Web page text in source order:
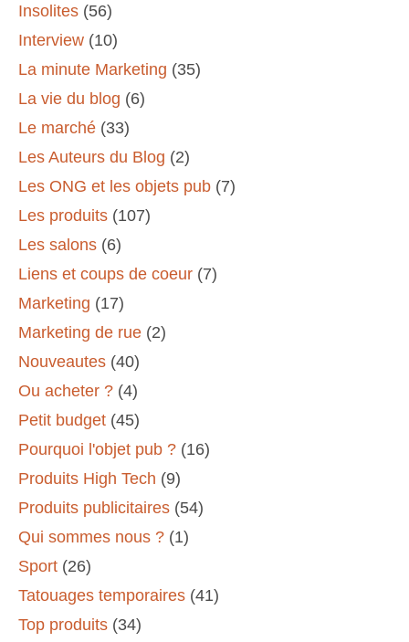
Insolites (56)
Interview (10)
La minute Marketing (35)
La vie du blog (6)
Le marché (33)
Les Auteurs du Blog (2)
Les ONG et les objets pub (7)
Les produits (107)
Les salons (6)
Liens et coups de coeur (7)
Marketing (17)
Marketing de rue (2)
Nouveautes (40)
Ou acheter ? (4)
Petit budget (45)
Pourquoi l'objet pub ? (16)
Produits High Tech (9)
Produits publicitaires (54)
Qui sommes nous ? (1)
Sport (26)
Tatouages temporaires (41)
Top produits (34)